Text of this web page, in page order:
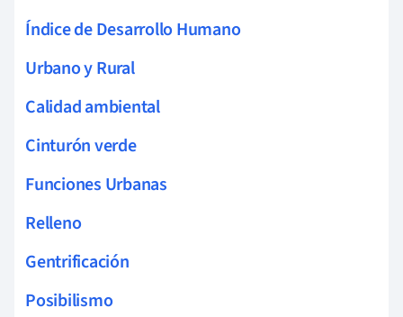
Índice de Desarrollo Humano
Urbano y Rural
Calidad ambiental
Cinturón verde
Funciones Urbanas
Relleno
Gentrificación
Posibilismo